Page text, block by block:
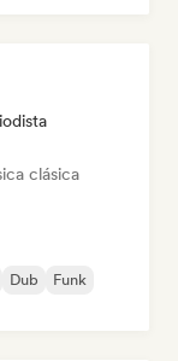
clásica
Dub
Funk